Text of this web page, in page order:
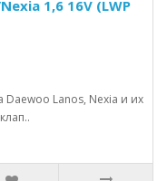
1,6 16V (LWP
Lanos, Nexia и их